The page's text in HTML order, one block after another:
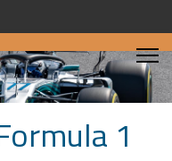
1